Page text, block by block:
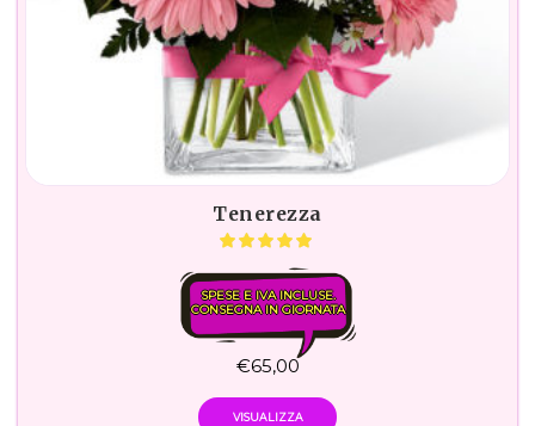
Tenerezza
SPESE E IVA INCLUSE.
CONSEGNA IN GIORNATA
€65,00
VISUALIZZA